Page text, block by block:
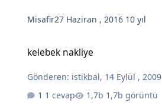
Misafir27 Haziran , 2016 10 yıl
kelebek nakliye
Gönderen: istikbal, 14 Eylül , 2009
1 cevap
1,7b görüntü